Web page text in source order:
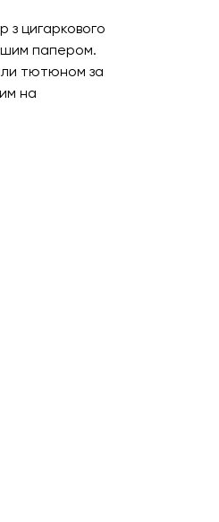
з цигаркового
папером.
тютюном за
на